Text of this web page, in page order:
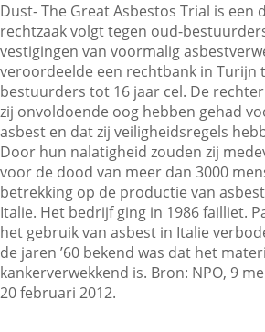
Veelgestelde vragen
Contactgegevens
Zoeken
Dust- The Great Asbestos Trial is een
rechtzaak volgt tegen oud-
vestigingen van voormalig
veroordeelde een rechtbank in Turijn
bestuurders tot 16 jaar cel. De
zij onvoldoende oog hebben gehad
asbest en dat zij veiligheidsregels
Door hun nalatigheid zouden zij
voor de dood van meer dan 3000
betrekking op de productie van
Italie. Het bedrijf ging in 1986 failliet.
het gebruik van asbest in Italie
de jaren ’60 bekend was dat het
kankerverwekkend is. Bron: NPO, 9
20 februari 2012.